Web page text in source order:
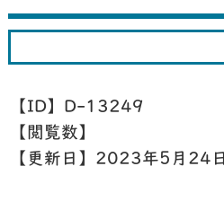
【ID】 D-13249
【閲覧数】
【更新日】 2023年5月24日